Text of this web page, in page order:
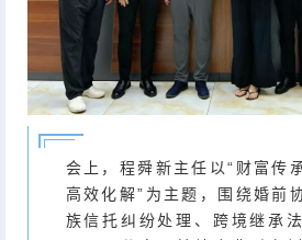
会上，程舜新主任以“财富传
高效化解”为主题，围绕婚前
族信托纠纷处理、跨境继承